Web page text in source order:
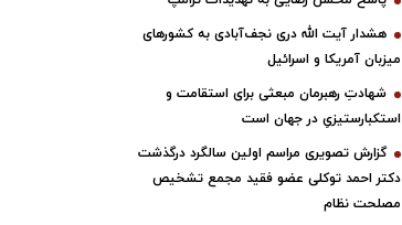
هشدار آیت الله دری نجف‌آبادی به کشورهای
میزبان آمریکا و اسرائیل
شهادتِ رهبرمان مبعثی برای استقامت و
استکبارستیزیِ در جهان است
گزارش تصویری مراسم اولین سالگرد درگذشت
دکتر احمد توکلی عضو فقید مجمع تشخیص
مصلحت نظام